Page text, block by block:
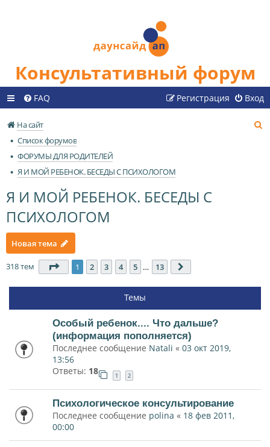
Консультативный форум
FAQ Вход
Регистрация
На сайт
Список форумов
ФОРУМЫ ДЛЯ РОДИТЕЛЕЙ
Я И МОЙ РЕБЕНОК. БЕСЕДЫ С ПСИХОЛОГОМ
Я И МОЙ РЕБЕНОК. БЕСЕДЫ С
ПСИХОЛОГОМ
Новая тема
318 тем Страница 1из 13
1 2 3 4 5 … 13
Темы
Особый ребенок.... Что дальше?
(информация пополняется)
Последнее сообщение Natali « 03 окт 2019,
13:56
Ответы: 18 1 2
Психологическое консультирование
Последнее сообщение polina « 18 фев 2011,
00:00